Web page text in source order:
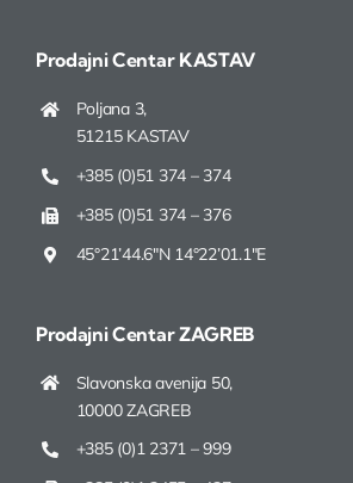
Prodajni Centar KASTAV
Poljana 3,
51215 KASTAV
+385 (0)51 374 – 374
+385 (0)51 374 – 376
45°21’44.6″N 14°22’01.1″E
Prodajni CentarZAGREB
Slavonska avenija 50,
10000 ZAGREB
+385 (0)1 2371 – 999